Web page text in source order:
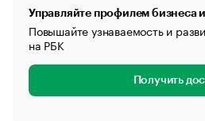
Управляйте профилем бизнеса
Повышайте узнаваемость и
на РБК
Получить